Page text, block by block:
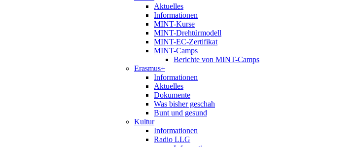
Aktuelles
Informationen
MINT-Kurse
MINT-Drehtürmodell
MINT-EC-Zertifikat
MINT-Camps
Berichte von MINT-Camps
Erasmus+
Informationen
Aktuelles
Dokumente
Was bisher geschah
Bunt und gesund
Kultur
Informationen
Radio LLG